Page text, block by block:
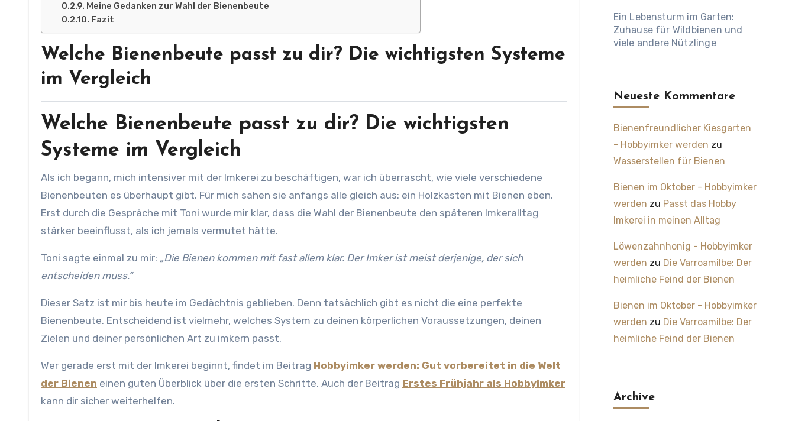
Meine Gedanken zur Wahl der Bienenbeute
Fazit
Welche Bienenbeute passt zu dir? Die wichtigsten Systeme
im Vergleich
Welche Bienenbeute passt zu dir? Die wichtigsten
Systeme im Vergleich
Als ich begann, mich intensiver mit der Imkerei zu beschäftigen, war ich überrascht, wie viele verschiedene
Bienenbeuten es überhaupt gibt. Für mich sahen sie anfangs alle gleich aus: ein Holzkasten mit Bienen eben.
Erst durch die Gespräche mit Toni wurde mir klar, dass die Wahl der Bienenbeute den späteren Imkeralltag
stärker beeinflusst, als ich jemals vermutet hätte.
Toni sagte einmal zu mir: „Die Bienen kommen mit fast allem klar. Der Imker ist meist derjenige, der sich
entscheiden muss.“
Dieser Satz ist mir bis heute im Gedächtnis geblieben. Denn tatsächlich gibt es nicht die eine perfekte
Bienenbeute. Entscheidend ist vielmehr, welches System zu deinen körperlichen Voraussetzungen, deinen
Zielen und deiner persönlichen Art zu imkern passt.
Wer gerade erst mit der Imkerei beginnt, findet im Beitrag Hobbyimker werden: Gut vorbereitet in die Welt
der Bienen einen guten Überblick über die ersten Schritte. Auch der Beitrag Erstes Frühjahr als Hobbyimker
kann dir sicher weiterhelfen.
Ein Lebensturm im Garten:
Zuhause für Wildbienen und
viele andere Nützlinge
Neueste Kommentare
Bienenfreundlicher Kiesgarten
- Hobbyimker werden zu
Wasserstellen für Bienen
Bienen im Oktober - Hobbyimker
werden zu Passt das Hobby
Imkerei in meinen Alltag
Löwenzahnhonig - Hobbyimker
werden zu Die Varroamilbe: Der
heimliche Feind der Bienen
Bienen im Oktober - Hobbyimker
werden zu Die Varroamilbe: Der
heimliche Feind der Bienen
Archive